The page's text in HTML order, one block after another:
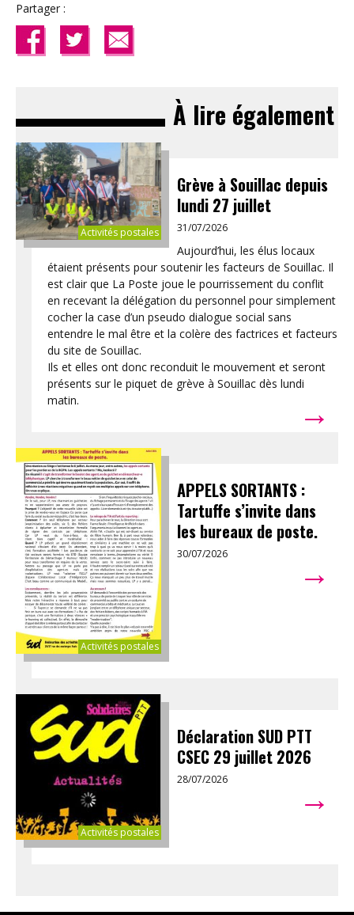
Partager :
À lire également
Activités postales
Grève à Souillac depuis
lundi 27 juillet
31/07/2026
Aujourd’hui, les élus locaux
étaient présents pour soutenir les facteurs de Souillac. Il
est clair que La Poste joue le pourrissement du conflit
en recevant la délégation du personnel pour simplement
cocher la case d’un pseudo dialogue social sans
entendre le mal être et la colère des factrices et facteurs
du site de Souillac.
Ils et elles ont donc reconduit le mouvement et seront
présents sur le piquet de grève à Souillac dès lundi
matin.
→
Activités postales
APPELS SORTANTS :
Tartuffe s’invite dans
les bureaux de poste.
30/07/2026 →
Activités postales
Déclaration SUD PTT
CSEC 29 juillet 2026
28/07/2026 →